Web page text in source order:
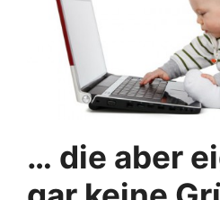
… die aber